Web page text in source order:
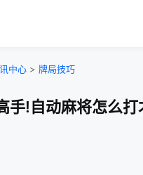
中心 > 牌局技巧
手!自动麻将怎么